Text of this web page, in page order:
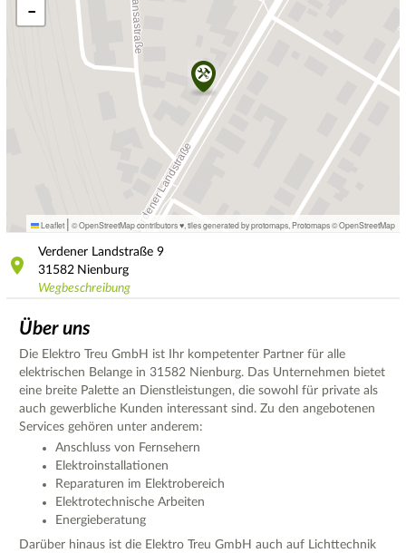
−
Leaflet | © OpenStreetMap contributors ♥, tiles generated by protomaps Protomaps©OpenStreetMap
Verdener Landstraße 9
31582 Nienburg
Wegbeschreibung
Über uns
Die Elektro Treu GmbH ist Ihr kompetenter Partner für alle
elektrischen Belange in 31582 Nienburg. Das Unternehmen bietet
eine breite Palette an Dienstleistungen, die sowohl für private als
auch gewerbliche Kunden interessant sind. Zu den angebotenen
Services gehören unter anderem:
Anschluss von Fernsehern
Elektroinstallationen
Reparaturen im Elektrobereich
Elektrotechnische Arbeiten
Energieberatung
Darüber hinaus ist die Elektro Treu GmbH auch auf Lichttechnik